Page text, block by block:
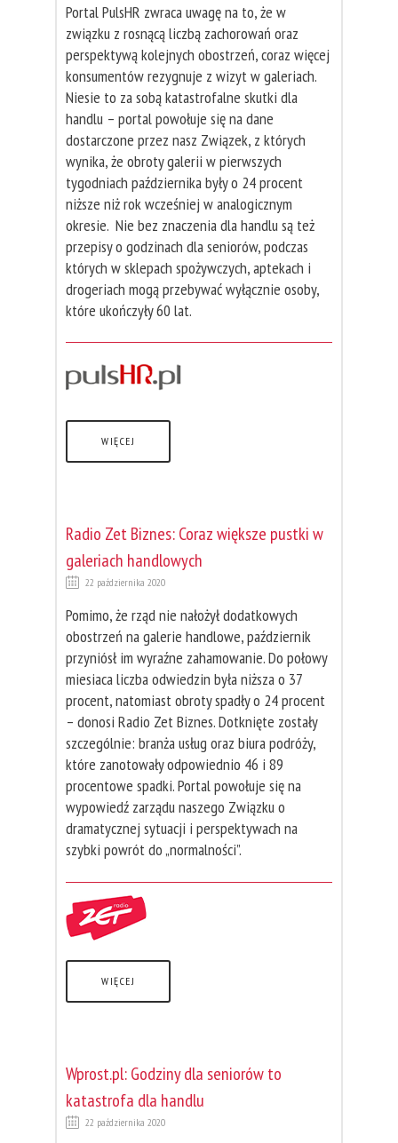
Portal PulsHR zwraca uwagę na to, że w
związku z rosnącą liczbą zachorowań oraz
perspektywą kolejnych obostrzeń, coraz więcej
konsumentów rezygnuje z wizyt w galeriach.
Niesie to za sobą katastrofalne skutki dla
handlu – portal powołuje się na dane
dostarczone przez nasz Związek, z których
wynika, że obroty galerii w pierwszych
tygodniach października były o 24 procent
niższe niż rok wcześniej w analogicznym
okresie. Nie bez znaczenia dla handlu są też
przepisy o godzinach dla seniorów, podczas
których w sklepach spożywczych, aptekach i
drogeriach mogą przebywać wyłącznie osoby,
które ukończyły 60 lat.
WIĘCEJ
Radio Zet Biznes: Coraz większe pustki w
galeriach handlowych
22 października 2020
Pomimo, że rząd nie nałożył dodatkowych
obostrzeń na galerie handlowe, październik
przyniósł im wyraźne zahamowanie. Do połowy
miesiaca liczba odwiedzin była niższa o 37
procent, natomiast obroty spadły o 24 procent
– donosi Radio Zet Biznes. Dotknięte zostały
szczególnie: branża usług oraz biura podróży,
które zanotowały odpowiednio 46 i 89
procentowe spadki. Portal powołuje się na
wypowiedź zarządu naszego Związku o
dramatycznej sytuacji i perspektywach na
szybki powrót do „normalności”.
WIĘCEJ
Wprost.pl: Godziny dla seniorów to
katastrofa dla handlu
22 października 2020